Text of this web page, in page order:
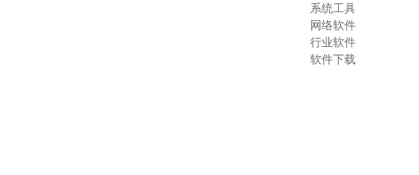
系统工具
网络软件
行业软件
软件下载